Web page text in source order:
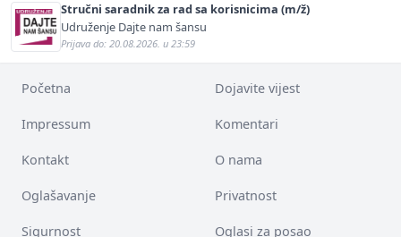
Stručni saradnik za rad sa korisnicima (m/ž)
Udruženje Dajte nam šansu
Prijava do: 20.08.2026. u 23:59
Početna Dojavite vijest
Impressum Komentari
Kontakt O nama
Oglašavanje Privatnost
Sigurnost Oglasi za posao